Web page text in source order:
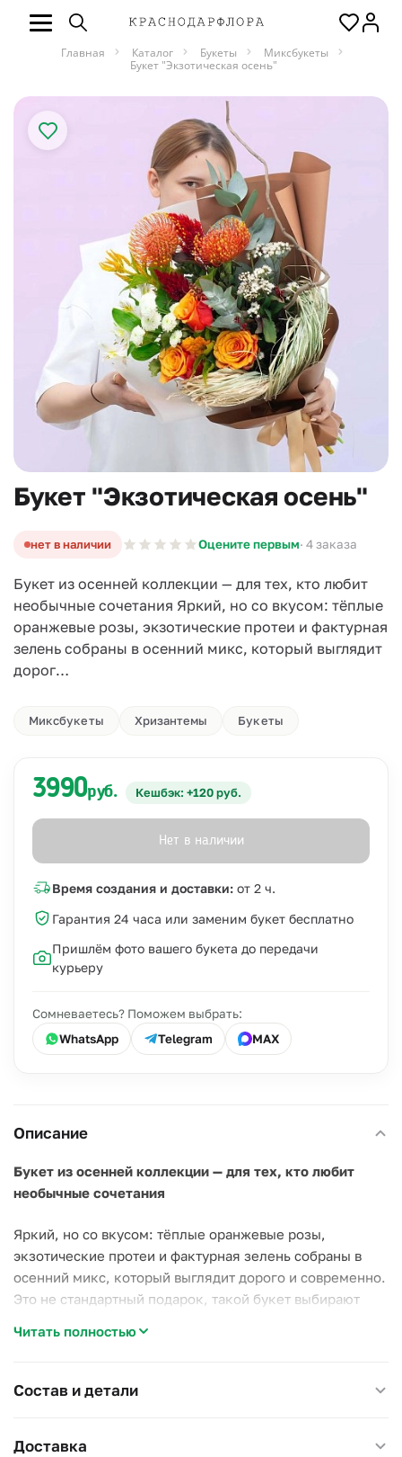
Главная Каталог Букеты
Миксбукеты
Букет "Экзотическая осень"
Букет "Экзотическая осень"
нет в наличии Оцените первым· 4 заказа
Букет из осенней коллекции — для тех, кто любит
необычные сочетания Яркий, но со вкусом: тёплые
оранжевые розы, экзотические протеи и фактурная
зелень собраны в осенний микс, который выглядит
дорог…
Миксбукеты Хризантемы Букеты
3990руб. Кешбэк: +120 руб.
Нет в наличии
Время создания и доставки: от 2 ч.
Гарантия 24 часа или заменим букет бесплатно
Пришлём фото вашего букета до передачи
курьеру
Сомневаетесь? Поможем выбрать:
WhatsApp
Telegram MAX
Описание
Букет из осенней коллекции — для тех, кто любит
необычные сочетания
Яркий, но со вкусом: тёплые оранжевые розы,
экзотические протеи и фактурная зелень собраны в
осенний микс, который выглядит дорого и современно.
Это не стандартный подарок, такой букет выбирают
- Выделяется среди классических букетов;
универсальный по настроению.
Читать полностью
Состав и детали
Доставка